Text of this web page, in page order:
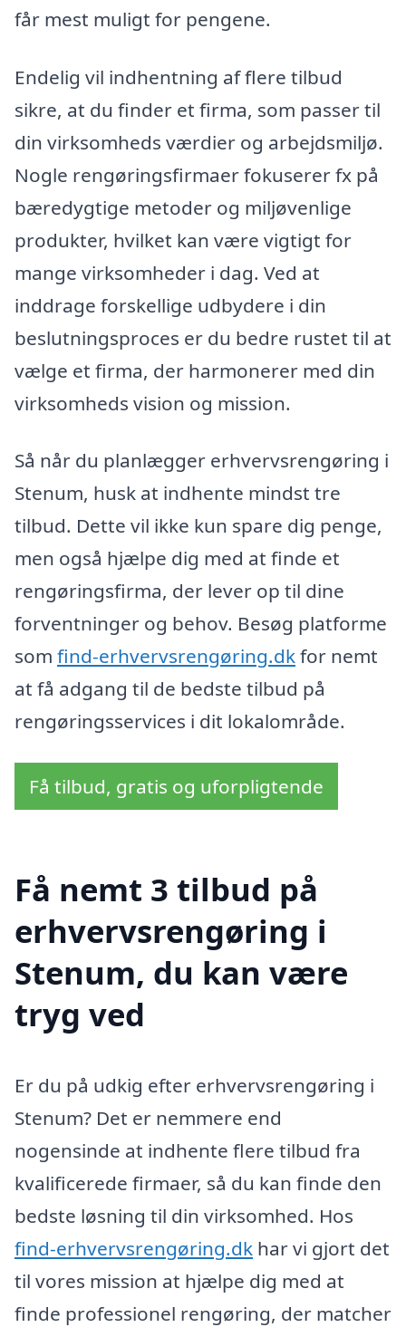
får mest muligt for pengene.
Endelig vil indhentning af flere tilbud
sikre, at du finder et firma, som passer til
din virksomheds værdier og arbejdsmiljø.
Nogle rengøringsfirmaer fokuserer fx på
bæredygtige metoder og miljøvenlige
produkter, hvilket kan være vigtigt for
mange virksomheder i dag. Ved at
inddrage forskellige udbydere i din
beslutningsproces er du bedre rustet til at
vælge et firma, der harmonerer med din
virksomheds vision og mission.
Så når du planlægger erhvervsrengøring i
Stenum, husk at indhente mindst tre
tilbud. Dette vil ikke kun spare dig penge,
men også hjælpe dig med at finde et
rengøringsfirma, der lever op til dine
forventninger og behov. Besøg platforme
som find-erhvervsrengøring.dkfor nemt
at få adgang til de bedste tilbud på
rengøringsservices i dit lokalområde.
Få tilbud, gratis og uforpligtende
Få nemt 3 tilbud på
erhvervsrengøring i
Stenum, du kan være
tryg ved
Er du på udkig efter erhvervsrengøring i
Stenum? Det er nemmere end
nogensinde at indhente flere tilbud fra
kvalificerede firmaer, så du kan finde den
bedste løsning til din virksomhed. Hos
find-erhvervsrengøring.dk har vi gjort det
til vores mission at hjælpe dig med at
finde professionel rengøring, der matcher